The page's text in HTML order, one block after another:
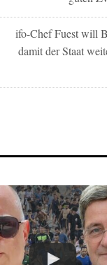
ifo-Chef Fuest will
damit der Staat